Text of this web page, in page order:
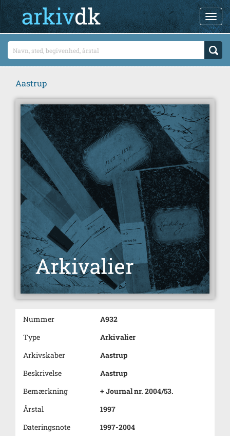
Aastrup
Nummer
A932
Type
Arkivalier
Arkivskaber
Aastrup
Beskrivelse
Aastrup
Bemærkning
+ Journal nr. 2004/53.
Årstal
1997
Dateringsnote
1997-2004